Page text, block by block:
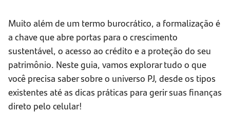
Muito além de um termo burocrático, a formalização é
a chave que abre portas para o crescimento
sustentável, o acesso ao crédito e a proteção do seu
patrimônio. Neste guia, vamos explorar tudo o que
você precisa saber sobre o universo PJ, desde os tipos
existentes até as dicas práticas para gerir suas finanças
direto pelo celular!